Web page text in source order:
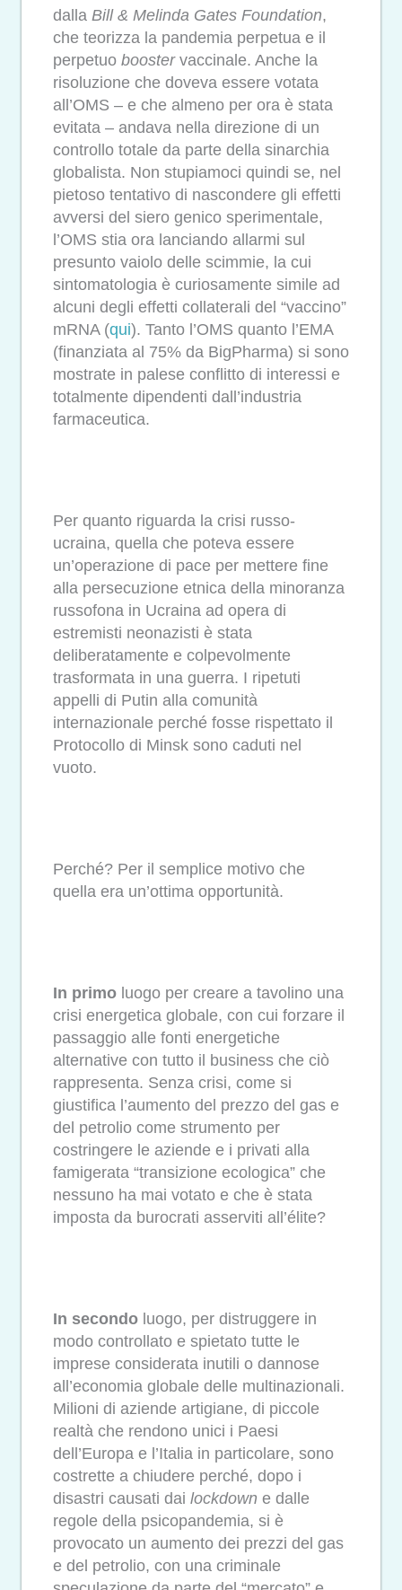
dalla Bill & Melinda Gates Foundation,
che teorizza la pandemia perpetua e il
perpetuo booster vaccinale. Anche la
risoluzione che doveva essere votata
all’OMS – e che almeno per ora è stata
evitata – andava nella direzione di un
controllo totale da parte della sinarchia
globalista. Non stupiamoci quindi se, nel
pietoso tentativo di nascondere gli effetti
avversi del siero genico sperimentale,
l’OMS stia ora lanciando allarmi sul
presunto vaiolo delle scimmie, la cui
sintomatologia è curiosamente simile ad
alcuni degli effetti collaterali del “vaccino”
mRNA (qui). Tanto l’OMS quanto l’EMA
(finanziata al 75% da BigPharma) si sono
mostrate in palese conflitto di interessi e
totalmente dipendenti dall’industria
farmaceutica.
Per quanto riguarda la crisi russo-
ucraina, quella che poteva essere
un’operazione di pace per mettere fine
alla persecuzione etnica della minoranza
russofona in Ucraina ad opera di
estremisti neonazisti è stata
deliberatamente e colpevolmente
trasformata in una guerra. I ripetuti
appelli di Putin alla comunità
internazionale perché fosse rispettato il
Protocollo di Minsk sono caduti nel
vuoto.
Perché? Per il semplice motivo che
quella era un’ottima opportunità.
In primo luogo per creare a tavolino una
crisi energetica globale, con cui forzare il
passaggio alle fonti energetiche
alternative con tutto il business che ciò
rappresenta. Senza crisi, come si
giustifica l’aumento del prezzo del gas e
del petrolio come strumento per
costringere le aziende e i privati alla
famigerata “transizione ecologica” che
nessuno ha mai votato e che è stata
imposta da burocrati asserviti all’élite?
In secondo luogo, per distruggere in
modo controllato e spietato tutte le
imprese considerata inutili o dannose
all’economia globale delle multinazionali.
Milioni di aziende artigiane, di piccole
realtà che rendono unici i Paesi
dell’Europa e l’Italia in particolare, sono
costrette a chiudere perché, dopo i
disastri causati dai lockdown e dalle
regole della psicopandemia, si è
provocato un aumento dei prezzi del gas
e del petrolio, con una criminale